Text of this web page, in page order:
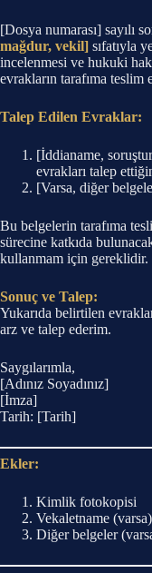
[Dosya numarası] sayılı
mağdur, vekil] sıfatıyla
incelenmesi ve hukuki
evrakların tarafıma
Talep Edilen Evraklar:
[İddianame,
evrakları talep
[Varsa, diğer
Bu belgelerin tarafıma
sürecine katkıda
kullanmam için gereklidir.
Sonuç ve Talep:
Yukarıda belirtilen
arz ve talep ederim.
Saygılarımla,
[Adınız Soyadınız]
[İmza]
Tarih: [Tarih]
Ekler:
Kimlik fotokopisi
Vekaletname (varsa)
Diğer belgeler